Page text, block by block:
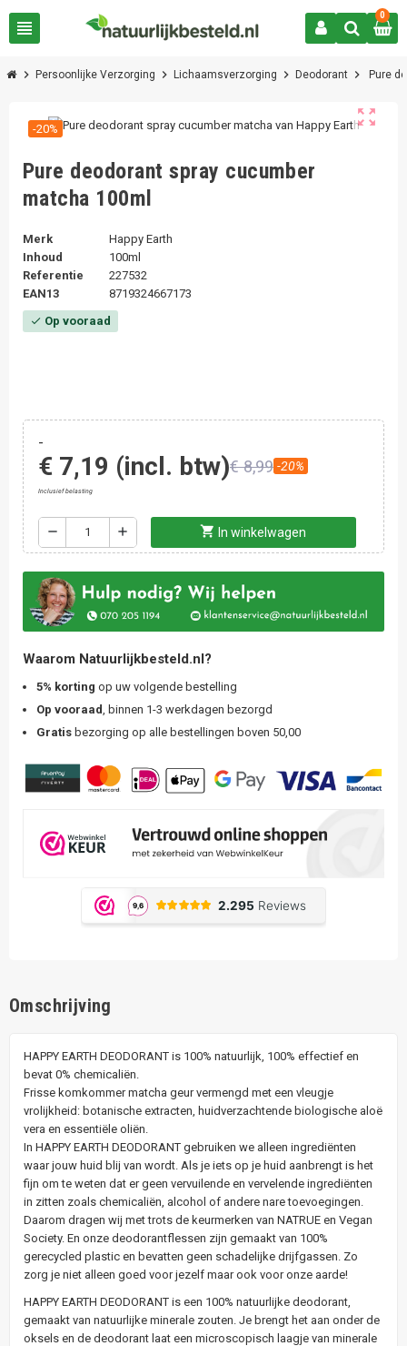
view_headline
0
chevron_right Persoonlijke Verzorging chevron_right Lichaamsverzorging chevron_right Deodorant chevron_right Pure
zoom_out_map
-20%
Pure deodorant spray cucumber
matcha 100ml
Merk
Happy Earth
Inhoud
100ml
Referentie
227532
EAN13
8719324667173
check Op vooraad
-
€ 7,19 (incl. btw)€ 8,99 -20%
Inclusief belasting
remove add shopping_cart In winkelwagen
Waarom Natuurlijkbesteld.nl?
5% korting op uw volgende bestelling
Op vooraad
, binnen 1-3 werkdagen bezorgd
Gratis bezorging op alle bestellingen boven 50,00
Omschrijving
HAPPY EARTH DEODORANT is 100% natuurlijk, 100% effectief en
bevat 0% chemicaliën.
Frisse komkommer matcha geur vermengd met een vleugje
vrolijkheid: botanische extracten, huidverzachtende biologische aloë
vera en essentiële oliën.
In HAPPY EARTH DEODORANT gebruiken we alleen ingrediënten
waar jouw huid blij van wordt. Als je iets op je huid aanbrengt is het
fijn om te weten dat er geen vervuilende en vervelende ingrediënten
in zitten zoals chemicaliën, alcohol of andere nare toevoegingen.
Daarom dragen wij met trots de keurmerken van NATRUE en Vegan
Society. En onze deodorantflessen zijn gemaakt van 100%
gerecycled plastic en bevatten geen schadelijke drijfgassen. Zo
zorg je niet alleen goed voor jezelf maar ook voor onze aarde!
HAPPY EARTH DEODORANT is een 100% natuurlijke deodorant,
gemaakt van natuurlijke minerale zouten. Je brengt het aan onder de
oksels en de deodorant laat een microscopisch laagje van minerale